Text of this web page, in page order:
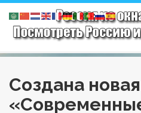
Создана